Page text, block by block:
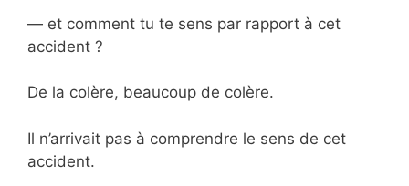
— et comment tu te sens par rapport à cet
accident ?
De la colère, beaucoup de colère.
Il n’arrivait pas à comprendre le sens de cet
accident.